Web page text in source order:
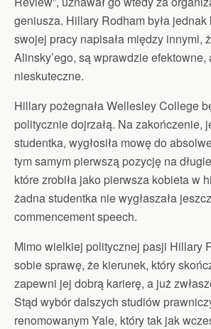
geniusza. Hillary Rodham była jednak
swojej pracy napisała między innymi,
Alinsky’ego, są wprawdzie
nieskuteczne.
Hillary pożegnała Wellesley College
politycznie dojrzałą. Na zakończenie,
studentka, wygłosiła mowę do
tym samym pierwszą pozycję na
które zrobiła jako pierwsza kobieta w
żadna studentka nie wygłaszała
commencement speech.
Mimo wielkiej politycznej pasji Hillary
sobie sprawę, że kierunek, który
zapewni jej dobrą karierę, a już
Stąd wybór dalszych studiów
renomowanym Yale, który tak jak